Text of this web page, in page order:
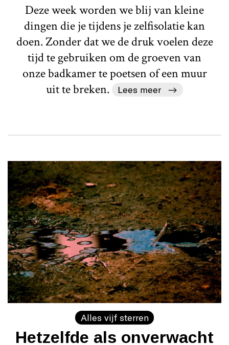
Deze week worden we blij van kleine
dingen die je tijdens je zelfisolatie kan
doen. Zonder dat we de druk voelen deze
tijd te gebruiken om de groeven van
onze badkamer te poetsen of een muur
uit te breken.
Lees meer
Alles vijf sterren
Hetzelfde als onverwacht